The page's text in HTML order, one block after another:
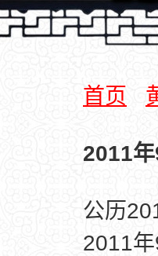
首页
2011
公历
2011